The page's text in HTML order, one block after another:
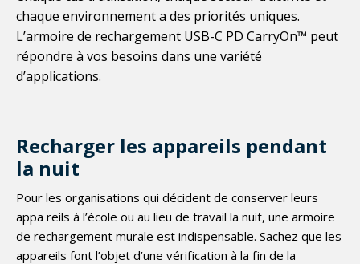
chaque environnement a des priorités uniques.
L’armoire de rechargement USB-C PD CarryOn™ peut
répondre à vos besoins dans une variété
d’applications.
Recharger les appareils pendant
la nuit
Pour les organisations qui décident de conserver leurs
appa reils à l’école ou au lieu de travail la nuit, une armoire
de rechargement murale est indispensable. Sachez que les
appareils font l’objet d’une vérification à la fin de la